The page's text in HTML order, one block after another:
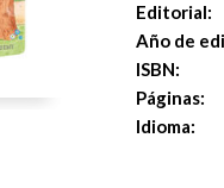
Editorial:
Año de
ISBN:
Páginas:
Idioma: